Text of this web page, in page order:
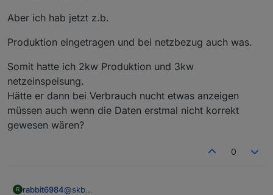
Aber ich hab jetzt z.b.
Produktion eingetragen und bei netzbezug auch was.
Somit hatte ich 2kw Produktion und 3kw
netzeinspeisung.
Hätte er dann bei Verbrauch nucht etwas anzeigen
müssen auch wenn die Daten erstmal nicht korrekt
gewesen wären?
0
R rabbit6984@skb